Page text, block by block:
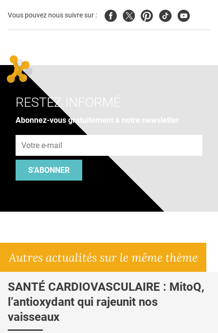
Vous pouvez nous suivre sur : FacebookTwitterPinterest
TiktokYoutube
RESTEZ INFORMÉ
Abonnez-vous gratuitement à notre newsletter
S'ABONNER
Autres actualités sur le même thème
SANTÉ CARDIOVASCULAIRE : MitoQ,
l’antioxydant qui rajeunit nos
vaisseaux